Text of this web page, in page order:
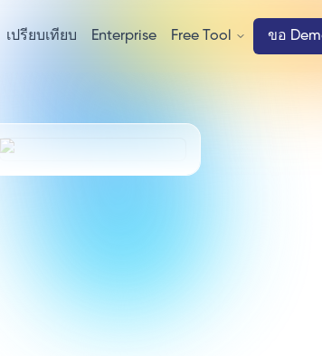
เปรียบเทียบ Enterprise Free Tool ขอ